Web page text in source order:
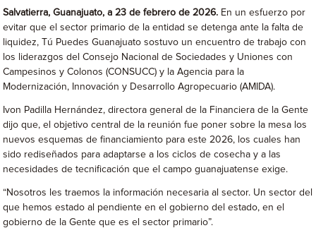
Salvatierra, Guanajuato, a 23 de febrero de 2026. En un esfuerzo por
evitar que el sector primario de la entidad se detenga ante la falta de
liquidez, Tú Puedes Guanajuato sostuvo un encuentro de trabajo con
los liderazgos del Consejo Nacional de Sociedades y Uniones con
Campesinos y Colonos (CONSUCC) y la Agencia para la
Modernización, Innovación y Desarrollo Agropecuario (AMIDA).
Ivon Padilla Hernández, directora general de la Financiera de la Gente
dijo que, el objetivo central de la reunión fue poner sobre la mesa los
nuevos esquemas de financiamiento para este 2026, los cuales han
sido rediseñados para adaptarse a los ciclos de cosecha y a las
necesidades de tecnificación que el campo guanajuatense exige.
“Nosotros les traemos la información necesaria al sector. Un sector del
que hemos estado al pendiente en el gobierno del estado, en el
gobierno de la Gente que es el sector primario”.